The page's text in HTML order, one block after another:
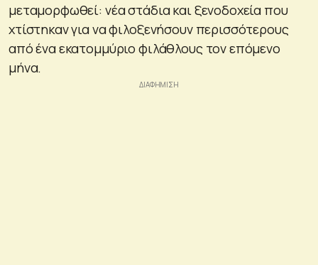
μεταμορφωθεί: νέα στάδια και ξενοδοχεία που
χτίστηκαν για να φιλοξενήσουν περισσότερους
από ένα εκατομμύριο φιλάθλους τον επόμενο
μήνα.